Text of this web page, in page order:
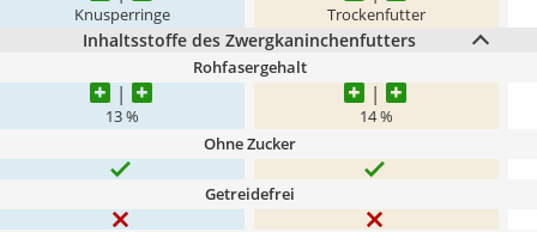
Knusperringe Trockenfutter
Inhaltsstoffe des Zwergkaninchenfutters
Rohfasergehalt
13 % 14 %
Ohne Zucker
Getreidefrei